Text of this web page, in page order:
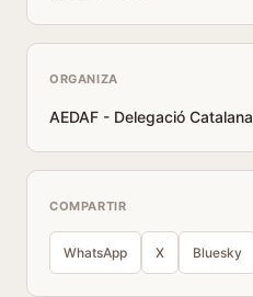
ORGANIZA
AEDAF - Delegació Catalana
COMPARTIR
WhatsApp X Bluesky